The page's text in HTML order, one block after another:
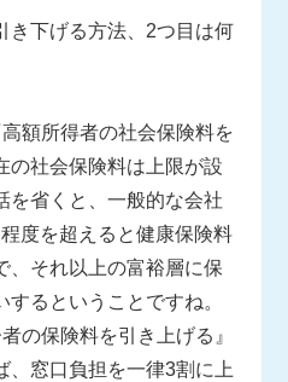
き下げる方法、2つ目は何
額所得者の社会保険料を
の社会保険料は上限が設
を省くと、一般的な会社
度を超えると健康保険料
、それ以上の富裕層に保
るということですね。
の保険料を引き上げる』
、窓口負担を一律3割に上